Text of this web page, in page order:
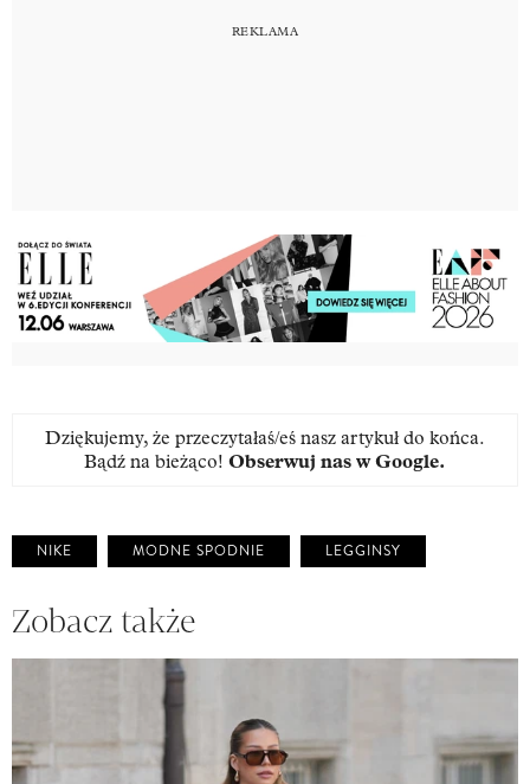
Dziękujemy, że przeczytałaś/eś nasz artykuł do końca.
Bądź na bieżąco! Obserwuj nas w Google.
NIKE MODNE SPODNIE LEGGINSY
Zobacz także